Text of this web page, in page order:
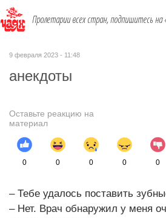
Пролетарии всех стран, подпишитесь на
9 февраля 2023 - 11:48
анекдоты
Оставьте реакцию на
материал
0 0 0 0 0
– Тебе удалось поставить
– Нет. Врач обнаружил у меня